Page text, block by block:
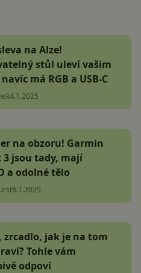
na Alze!
stůl uleví vašim
má RGB a USB-C
4.1.2025
na obzoru! Garmin
jsou tady, mají
a odolné tělo
8.1.2025
zrcadlo, jak je na tom
Tohle vám
odpoví